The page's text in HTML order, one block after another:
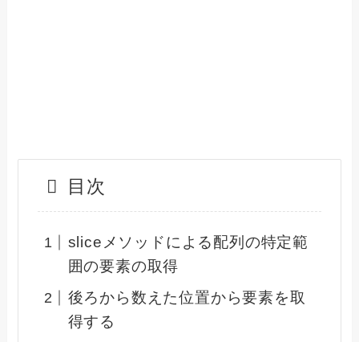
目次
sliceメソッドによる配列の特定範
囲の要素の取得
後ろから数えた位置から要素を取
得する